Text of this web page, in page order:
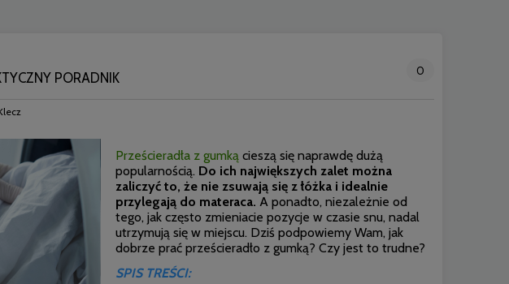
PORADNIK 0
Prześcieradła z gumką cieszą się naprawdę dużą
popularnością. Do ich największych zalet można
zaliczyć to, że nie zsuwają się z łóżka i idealnie
przylegają do materaca. A ponadto, niezależnie od
tego, jak często zmieniacie pozycje w czasie snu, nadal
utrzymują się w miejscu. Dziś podpowiemy Wam, jak
dobrze prać prześcieradło z gumką? Czy jest to trudne?
SPIS TREŚCI: